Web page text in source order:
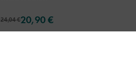
24,04 €20,90 €